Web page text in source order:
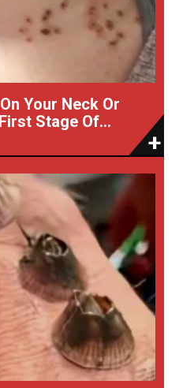
Your Neck Or
Stage Of...